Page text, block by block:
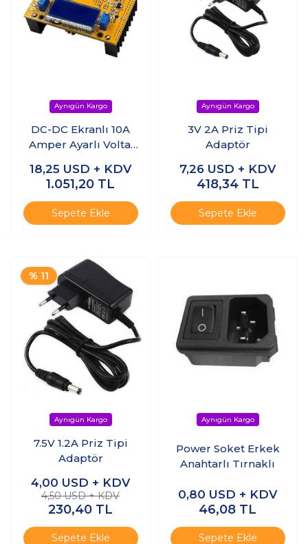
DC-DC Ekranlı 10A
Amper Ayarlı Voltaj
18,25 USD + KDV
1.051,20 TL
Sepete Ekle
3V 2A Priz Tipi
Adaptör
7,26 USD + KDV
418,34 TL
Sepete Ekle
% 11
7.5V 1.2A Priz Tipi
Adaptör
4,00 USD + KDV
4,50 USD + KDV
230,40 TL
Sepete Ekle
Power Soket Erkek
Anahtarlı Tırnaklı
0,80 USD + KDV
46,08 TL
Sepete Ekle